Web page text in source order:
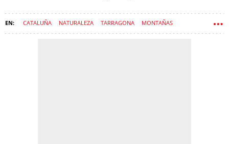
CATALUÑA NATURALEZA TARRAGONA MONTAÑAS